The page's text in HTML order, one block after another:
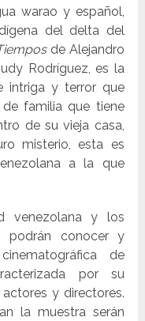
warao y español,
del delta del
de Alejandro
Rodríguez, es la
intriga y terror que
familia que tiene
de su vieja casa,
misterio, esta es
a la que
venezolana y los
podrán conocer y
de
por su
y directores.
la muestra serán